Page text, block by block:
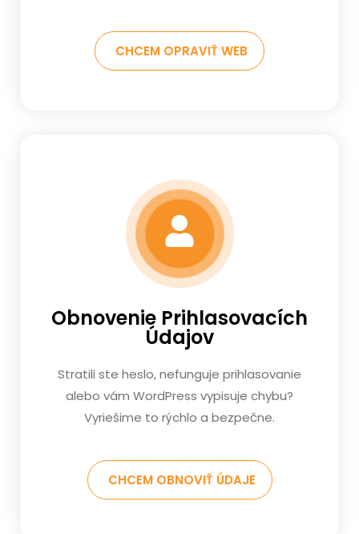
CHCEM OPRAVIŤ WEB
Obnovenie Prihlasovacích
Údajov
Stratili ste heslo, nefunguje prihlasovanie
alebo vám WordPress vypisuje chybu?
Vyriešime to rýchlo a bezpečne.
CHCEM OBNOVIŤ ÚDAJE